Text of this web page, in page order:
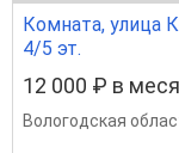
Комната, улица
4/5 эт.
12 000 ₽ в
Вологодская